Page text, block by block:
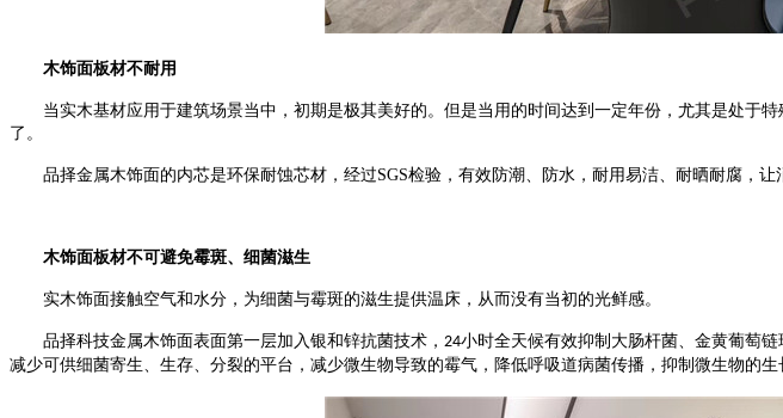
木饰面板材不耐用
当实木基材应用于建筑场景当中，初期是极其美好的。但是当用的时间达到一定年份，尤其是处于
了。
品择金属木饰面的内芯是环保耐蚀芯材，经过SGS检验，有效防潮、防水，耐用易洁、耐晒耐腐，让
木饰面板材不可避免霉斑、细菌滋生
实木饰面接触空气和水分，为细菌与霉斑的滋生提供温床，从而没有当初的光鲜感。
品择科技金属木饰面表面第一层加入银和锌抗菌技术， 24小时全天候有效抑制大肠杆菌、金黄葡萄
减少可供细菌寄生、生存、分裂的平台，减少微生物导致的霉气，降低呼吸道病菌传播 ， 抑制微生物的